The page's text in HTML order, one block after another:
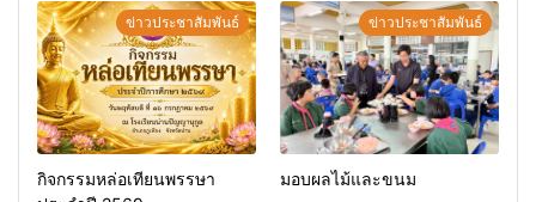
ข่าวประชาสัมพันธ์
กิจกรรมหล่อเทียนพรรษา
ข่าวประชาสัมพันธ์
มอบผลไม้และขนม